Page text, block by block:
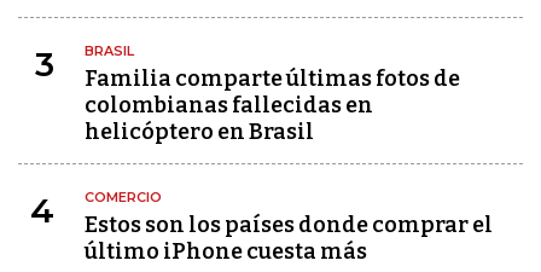
3 BRASIL
Familia comparte últimas fotos de
colombianas fallecidas en
helicóptero en Brasil
4 COMERCIO
Estos son los países donde comprar el
último iPhone cuesta más